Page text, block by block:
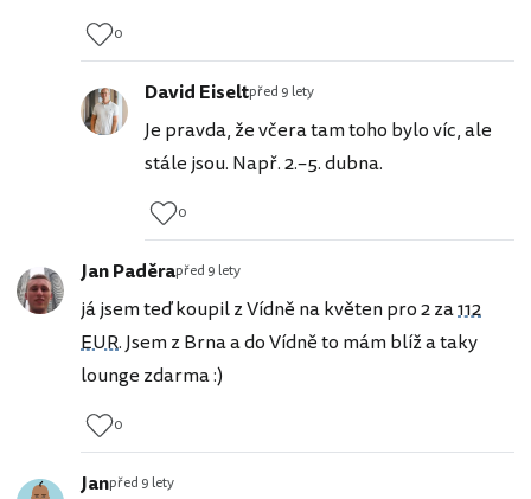
0
David Eiseltpřed 9 lety
Je pravda, že včera tam toho bylo víc, ale
stále jsou. Např. 2.–5. dubna.
0
Jan Paděrapřed 9 lety
já jsem teď koupil z Vídně na květen pro 2 za112
EUR. Jsem z Brna a do Vídně to mám blíž a taky
lounge zdarma :)
0
Janpřed 9 lety